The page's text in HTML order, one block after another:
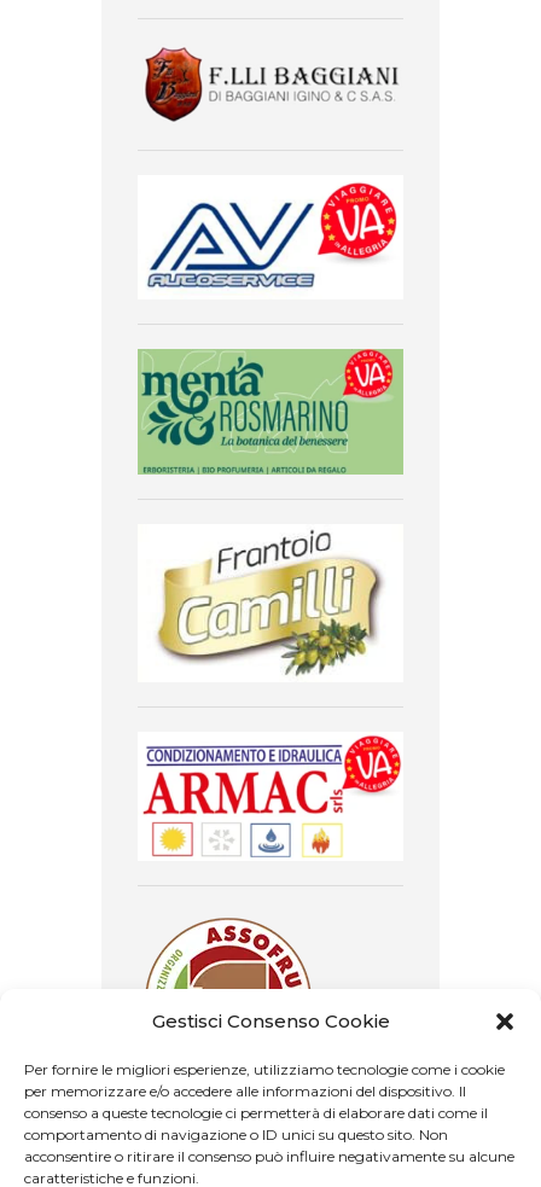
Gestisci Consenso Cookie
Per fornire le migliori esperienze, utilizziamo tecnologie come i cookie
per memorizzare e/o accedere alle informazioni del dispositivo. Il
consenso a queste tecnologie ci permetterà di elaborare dati come il
comportamento di navigazione o ID unici su questo sito. Non
acconsentire o ritirare il consenso può influire negativamente su alcune
caratteristiche e funzioni.